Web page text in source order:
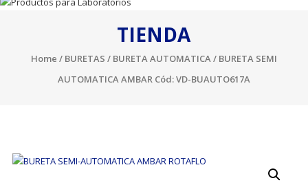
TIENDA
Home / BURETAS / BURETA AUTOMATICA/ BURETA SEMI
AUTOMATICA AMBAR Cód: VD-BUAUTO617A